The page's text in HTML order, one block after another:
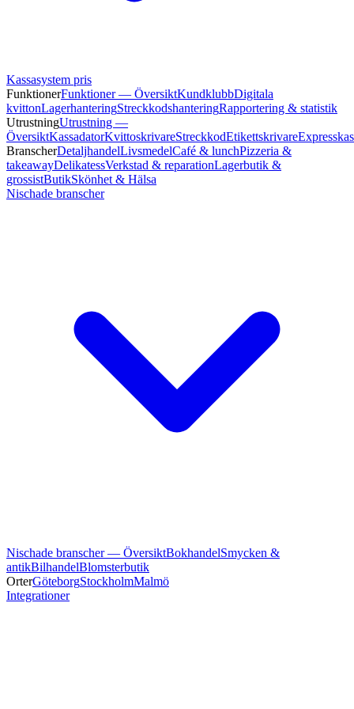
Kassasystem pris
FunktionerFunktioner — ÖversiktKundklubbDigitala
kvittonLagerhanteringStreckkodshanteringRapportering & statistik
UtrustningUtrustning —
ÖversiktKassadatorKvittoskrivareStreckkodEtikettskrivare
BranscherDetaljhandelLivsmedelCafé & lunchPizzeria &
takeawayDelikatessVerkstad & reparationLagerbutik &
grossistButikSkönhet & Hälsa
Nischade branscher
Nischade branscher — ÖversiktBokhandelSmycken &
antikBilhandelBlomsterbutik
OrterGöteborgStockholmMalmö
Integrationer